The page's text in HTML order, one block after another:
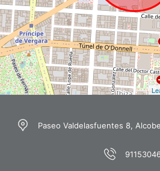
Paseo Valdelasfuentes 8,